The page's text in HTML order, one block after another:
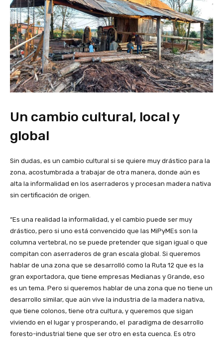
Un cambio cultural, local y
global
Sin dudas, es un cambio cultural si se quiere muy drástico para la
zona, acostumbrada a trabajar de otra manera, donde aún es
alta la informalidad en los aserraderos y procesan madera nativa
sin certificación de origen.
“Es una realidad la informalidad, y el cambio puede ser muy
drástico, pero si uno está convencido que las MiPyMEs son la
columna vertebral, no se puede pretender que sigan igual o que
compitan con aserraderos de gran escala global. Si queremos
hablar de una zona que se desarrolló como la Ruta 12 que es la
gran exportadora, que tiene empresas Medianas y Grande, eso
es un tema. Pero si queremos hablar de una zona que no tiene un
desarrollo similar, que aún vive la industria de la madera nativa,
que tiene colonos, tiene otra cultura, y queremos que sigan
viviendo en el lugar y prosperando, el paradigma de desarrollo
foresto-industrial tiene que ser otro en esta cuenca. Es otro